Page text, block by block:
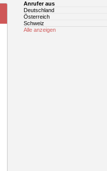
Anrufer aus
Deutschland
Österreich
Schweiz
Alle anzeigen